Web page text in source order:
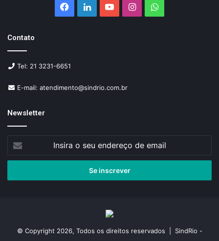
Facebook
LinkedinYouTubeInstagramWhatsApp
Contato
Tel: 21 3231-6651
E-mail: atendimento@sindrio.com.br
Newsletter
seu
de
© Copyright 2026, Todos os direitos reservados | SindRio -